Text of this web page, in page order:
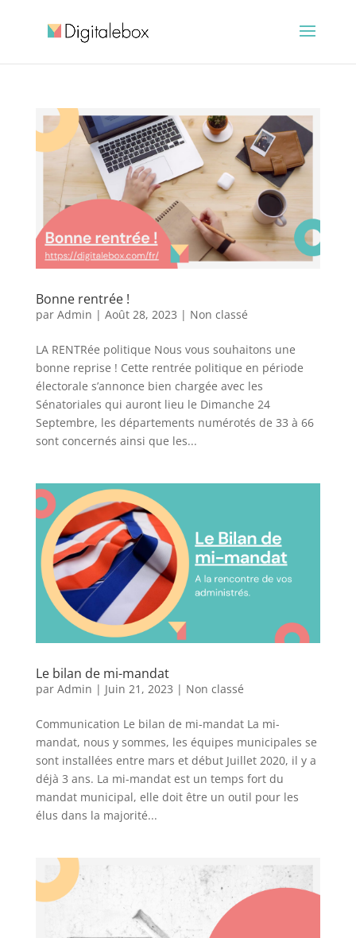
Bonne rentrée !
par Admin | Août 28, 2023 | Non classé
LA RENTRée politique Nous vous souhaitons une
bonne reprise ! Cette rentrée politique en période
électorale s’annonce bien chargée avec les
Sénatoriales qui auront lieu le Dimanche 24
Septembre, les départements numérotés de 33 à 66
sont concernés ainsi que les...
Le bilan de mi-mandat
par Admin | Juin 21, 2023 | Non classé
Communication Le bilan de mi-mandat La mi-
mandat, nous y sommes, les équipes municipales se
sont installées entre mars et début Juillet 2020, il y a
déjà 3 ans. La mi-mandat est un temps fort du
mandat municipal, elle doit être un outil pour les
élus dans la majorité...